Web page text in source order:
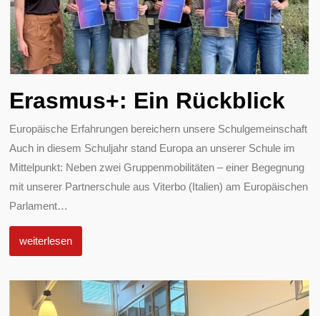
Erasmus+: Ein Rückblick
Europäische Erfahrungen bereichern unsere Schulgemeinschaft
Auch in diesem Schuljahr stand Europa an unserer Schule im
Mittelpunkt: Neben zwei Gruppenmobilitäten – einer Begegnung
mit unserer Partnerschule aus Viterbo (Italien) am Europäischen
Parlament…
weiterlesen